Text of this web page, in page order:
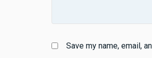
Save my name, email,